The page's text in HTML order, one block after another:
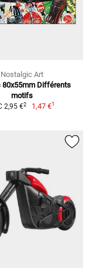
Nostalgic Art
80x55mm Différents
motifs
2,95 €2 1,47 €1